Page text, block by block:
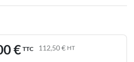
€ TTC 112,50 € HT